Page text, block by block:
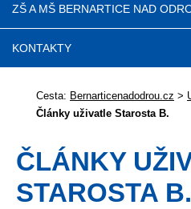
ZŠ A MŠ BERNARTICE NAD
KONTAKTY
Cesta: Bernarticenadodrou.cz >
Články uživatle Starosta B.
ČLÁNKY
STAROSTA B.